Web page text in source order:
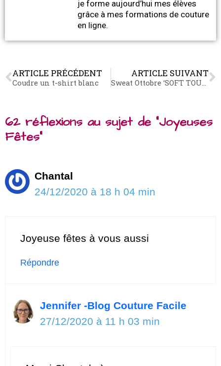
je forme aujourd’hui mes élèves
grâce à mes formations de couture
en ligne.
ARTICLE PRÉCÉDENT
Coudre un t-shirt blanc
ARTICLE SUIVANT
62 réflexions au sujet de “Joyeuses
Fêtes”
Chantal
24/12/2020 à 18 h 04 min
Joyeuse fêtes à vous aussi
Répondre
Jennifer -Blog Couture Facile
27/12/2020 à 11 h 03 min